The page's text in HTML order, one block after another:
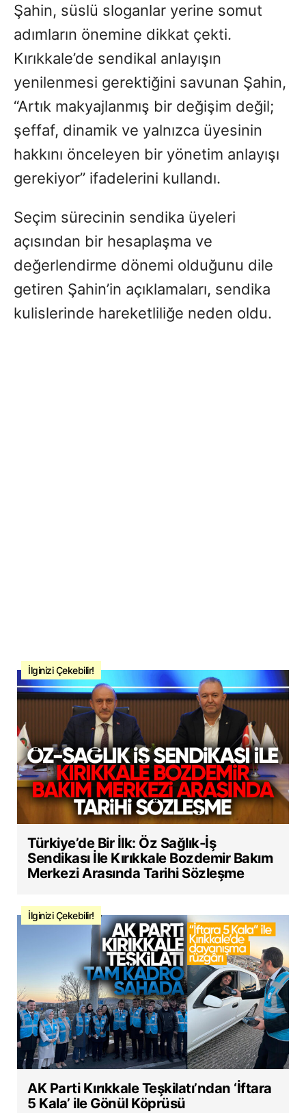
Şahin, süslü sloganlar yerine somut
adımların önemine dikkat çekti.
Kırıkkale’de sendikal anlayışın
yenilenmesi gerektiğini savunan Şahin,
“Artık makyajlanmış bir değişim değil;
şeffaf, dinamik ve yalnızca üyesinin
hakkını önceleyen bir yönetim anlayışı
gerekiyor” ifadelerini kullandı.
Seçim sürecinin sendika üyeleri
açısından bir hesaplaşma ve
değerlendirme dönemi olduğunu dile
getiren Şahin’in açıklamaları, sendika
kulislerinde hareketliliğe neden oldu.
İlginizi Çekebilir!
Türkiye’de Bir İlk: Öz Sağlık-İş
Sendikası İle Kırıkkale Bozdemir Bakım
Merkezi Arasında Tarihi Sözleşme
İlginizi Çekebilir!
AK Parti Kırıkkale Teşkilatı’ndan ‘İftara
5 Kala’ ile Gönül Köprüsü